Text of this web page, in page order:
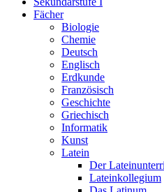
Fächer
Biologie
Chemie
Deutsch
Englisch
Erdkunde
Französisch
Geschichte
Griechisch
Informatik
Kunst
Latein
Der
Lateinkollegium